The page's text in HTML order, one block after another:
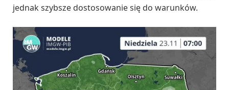
jednak szybsze dostosowanie się do warunków.